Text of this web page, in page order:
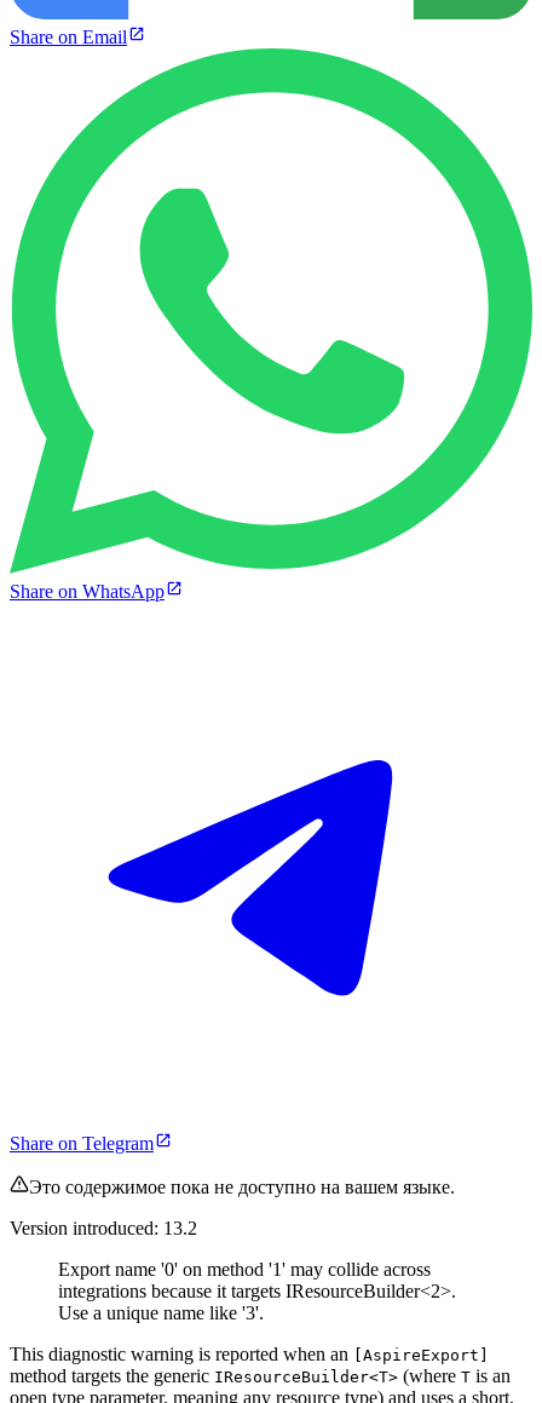
Share on Email
Share on WhatsApp
Share on Telegram
Это содержимое пока не доступно на вашем языке.
Version introduced: 13.2
Export name '0' on method '1' may collide across
integrations because it targets IResourceBuilder<2>.
Use a unique name like '3'.
This diagnostic warning is reported when an
[AspireExport]
method targets the generic IResourceBuilder<T> (where T is an
open type parameter, meaning any resource type) and uses a short,